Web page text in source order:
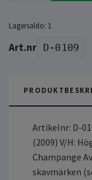
Lagersaldo: 1
D-0109
Artikelnr: D-
(2009) V/H:
Champange
skavmärken